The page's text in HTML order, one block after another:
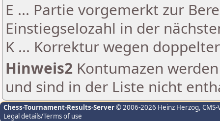
E ... Partie vorgemerkt zur
Einstiegselozahl in der
K ... Korrektur wegen
Hinweis2 Kontumazen
und sind in der Liste nicht
Chess-Tournament-Results-Server© 2006-2026 Heinz Herzog,
Legal details/Terms of use